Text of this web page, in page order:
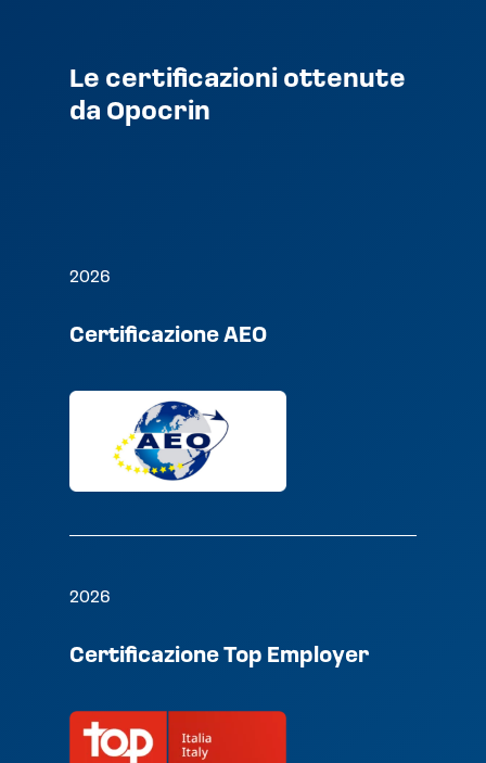
Le certificazioni ottenute
da Opocrin
2026
Certificazione AEO
2026
Certificazione Top Employer